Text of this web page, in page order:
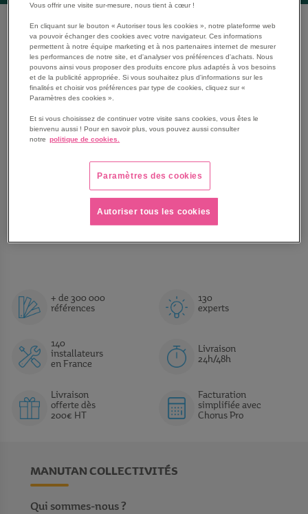
Que cherchez-vous ?
Mobilier et fournitures
Urgence et défibrillateur
+ de 300 000
références
130
experts
140
installateurs
en France
Livraison
24h/48h
Livraison
offerte dès
200€ HT
Facturation
simplifiée avec
Chorus Pro
MANUTAN COLLECTIVITÉS
Qui sommes-nous ?
Vous offrir une visite sur-mesure, nous tient à cœur !
En cliquant sur le bouton « Autoriser tous les cookies », notre plateforme web
va pouvoir échanger des cookies avec votre navigateur. Ces informations
permettent à notre équipe marketing et à nos partenaires internet de mesurer
les performances de notre site, et d'analyser vos préférences d'achats. Nous
pouvons ainsi vous proposer des produits encore plus adaptés à vos besoins
et de la publicité appropriée. Si vous souhaitez plus d'informations sur les
finalités et choisir vos préférences par type de cookies, cliquez sur «
Paramètres des cookies ».
Et si vous choisissez de continuer votre visite sans cookies, vous êtes le
bienvenu aussi ! Pour en savoir plus, vous pouvez aussi consulter
notre politique de cookies.
Paramètres des cookies
Autoriser tous les cookies